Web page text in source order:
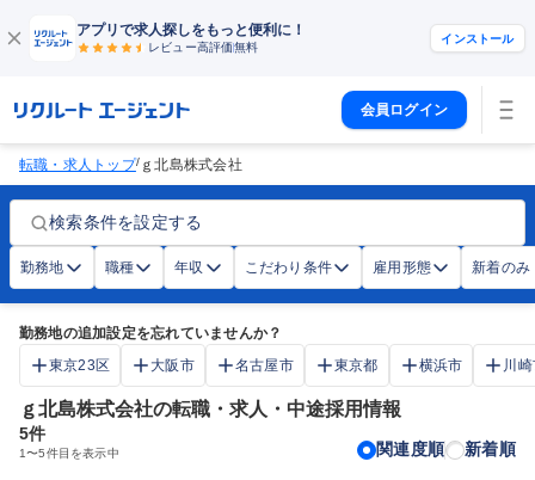
アプリで求人探しをもっと便利に！
レビュー高評価無料
インストール
会員ログイン
転職・求人トップ/ ｇ北島株式会社
検索条件を設定する
勤務地 職種 年収 こだわり条件 雇用形態 新着のみ
勤務地の追加設定を忘れていませんか？
東京23区
大阪市 名古屋市 東京都 横浜市 川
ｇ北島株式会社の転職・求人・中途採用情報
5件
1〜5件目を表示中 関連度順 新着順